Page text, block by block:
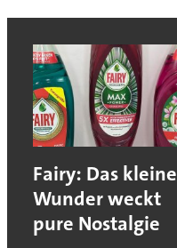
Fairy: Das kleine
Wunder weckt
pure Nostalgie